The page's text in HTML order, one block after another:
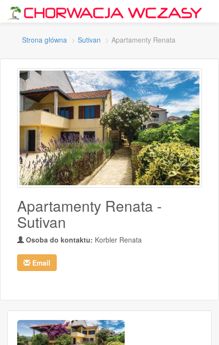
Strona główna Sutivan Apartamenty Renata
Apartamenty Renata -
Sutivan
Osoba do kontaktu: Korbler Renata
Email